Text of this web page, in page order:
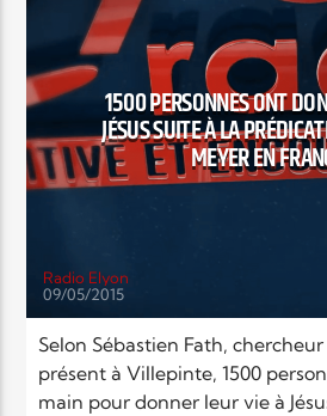
1500 PERSONNES ONT
JÉSUS SUITE À LA
MEYER EN
Radio Elyon
09/05/2015
Selon Sébastien Fath,
présent à Villepinte, 1500
main pour donner leur vie à